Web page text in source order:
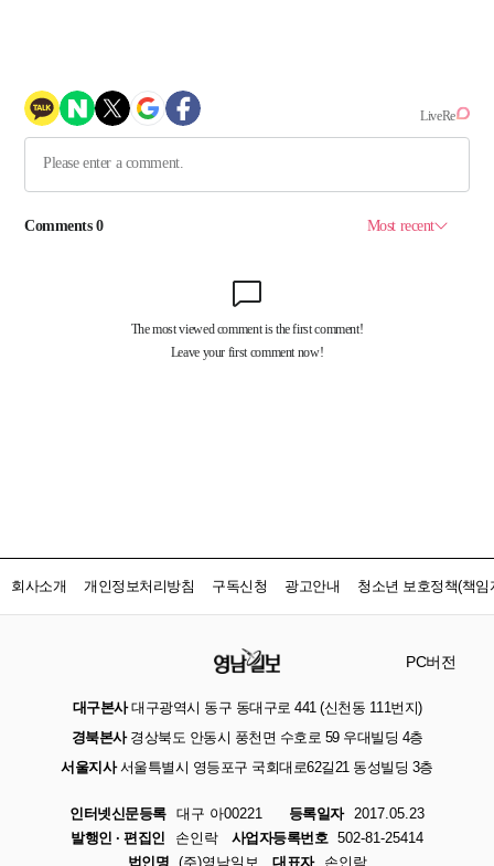
회사소개 개인정보처리방침 구독신청 광고안내 청소년 보호정책(책임
PC버전
대구본사대구광역시 동구 동대구로 441 (신천동 111번지)
경북본사경상북도 안동시 풍천면 수호로 59 우대빌딩 4층
서울지사서울특별시 영등포구 국회대로62길21 동성빌딩 3층
인터넷신문등록 대구 아00221 등록일자
2017.05.23
발행인 · 편집인
손인락 사업자등록번호 502-81-25414
법인명 (주)영남일보 대표자 손인락